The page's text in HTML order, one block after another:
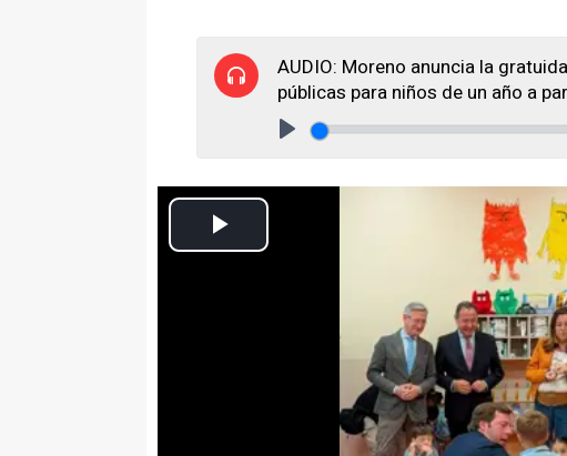
AUDIO: Moreno anuncia la
públicas para niños de un año a
El presidente de la Junta de Andalucía, Juanma Moreno, este jueves, durante
LOS MOLARES (SEVILLA), 19
El presidente de la Junta de
jueves que, a partir del curso 2026/27,
escuelas infantiles de titularidad de la
centros adheridos para los niños y